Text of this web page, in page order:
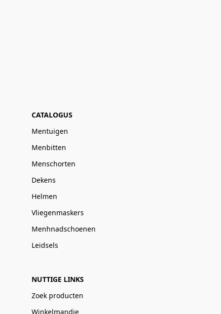
CATALOGUS
Mentuigen
Menbitten
Menschorten
Dekens
Helmen
Vliegenmaskers
Menhnadschoenen
Leidsels
NUTTIGE LINKS
Zoek producten
Winkelmandje